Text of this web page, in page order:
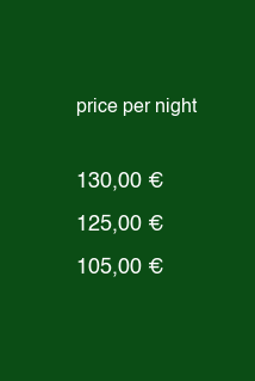
price per night
130,00 €
125,00 €
105,00 €